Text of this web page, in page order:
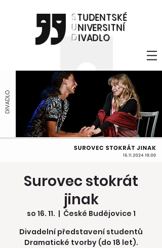
STUDENTSKÉ
UNIVERSITNÍ
DIVADLO
Surovec stokrát
jinak
so 16. 11.
  |
České Budějovice 1
Divadelní představení studentů
Dramatické tvorby (do 18 let).